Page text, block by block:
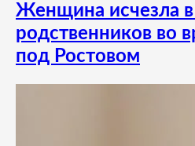
Женщина исчезла в
родственников во
под Ростовом